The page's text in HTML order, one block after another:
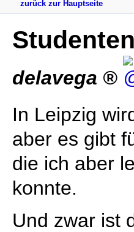
zurück zur Hauptseite
delavega
In Leipzig
aber es gibt
die ich aber
konnte.
Und zwar ist